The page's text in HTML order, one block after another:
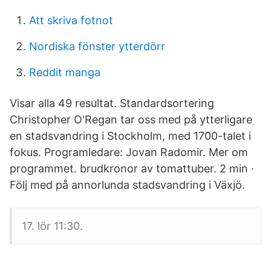
Att skriva fotnot
Nordiska fönster ytterdörr
Reddit manga
Visar alla 49 resultat. Standardsortering
Christopher O'Regan tar oss med på ytterligare
en stadsvandring i Stockholm, med 1700-talet i
fokus. Programledare: Jovan Radomir. Mer om
programmet. brudkronor av tomattuber. 2 min ·
Följ med på annorlunda stadsvandring i Växjö.
17. lör 11:30.